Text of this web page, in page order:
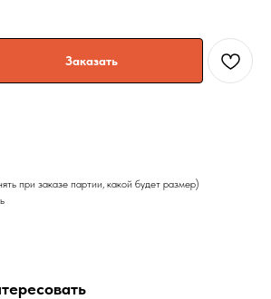
Заказать
при заказе партии, какой будет размер)